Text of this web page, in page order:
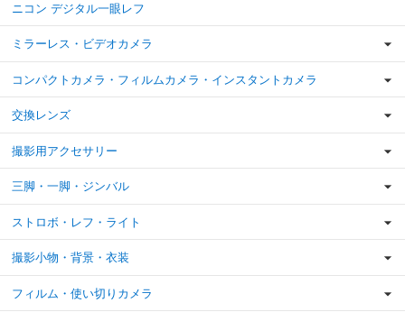
ニコン デジタル一眼レフ
ミラーレス・ビデオカメラ
コンパクトカメラ・フィルムカメラ・インスタントカメラ
交換レンズ
撮影用アクセサリー
三脚・一脚・ジンバル
ストロボ・レフ・ライト
撮影小物・背景・衣装
フィルム・使い切りカメラ